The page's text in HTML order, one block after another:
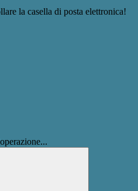
la casella di posta elettronica!